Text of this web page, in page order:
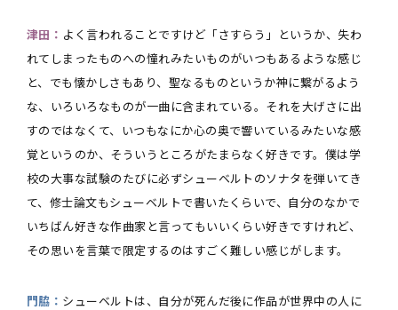
津田： よく言われることですけど「さすらう」というか、失わ
れてしまったものへの憧れみたいものがいつもあるような感じ
と、でも懐かしさもあり、聖なるものというか神に繋がるよう
な、いろいろなものが一曲に含まれている。それを大げさに出
すのではなくて、いつもなにか心の奥で響いているみたいな感
覚というのか、そういうところがたまらなく好きです。僕は学
校の大事な試験のたびに必ずシューベルトのソナタを弾いてき
て、修士論文もシューベルトで書いたくらいで、自分のなかで
いちばん好きな作曲家と言ってもいいくらい好きですけれど、
その思いを言葉で限定するのはすごく難しい感じがします。
門脇： シューベルトは、自分が死んだ後に作品が世界中の人に